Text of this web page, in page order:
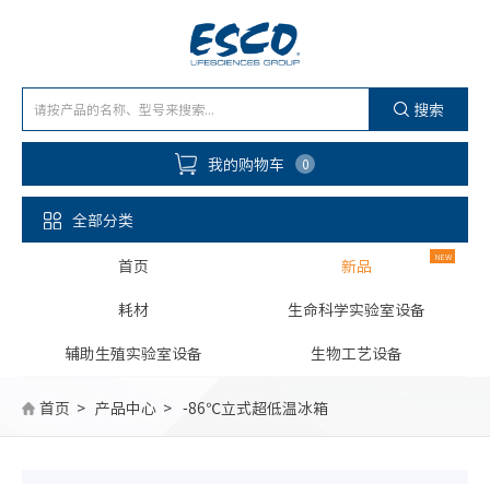
搜索
我的购物车 0
全部分类
首页 新品
耗材 生命科学实验室设备
辅助生殖实验室设备 生物工艺设备
首页 产品中心 -86℃立式超低温冰箱